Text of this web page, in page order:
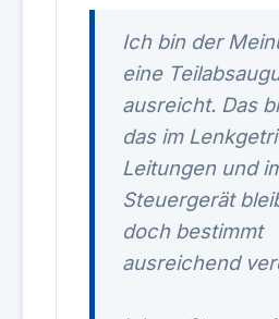
Ich bin der
eine
ausreicht. Das
das im
Leitungen und
Steuergerät
doch bestimmt
ausreichend